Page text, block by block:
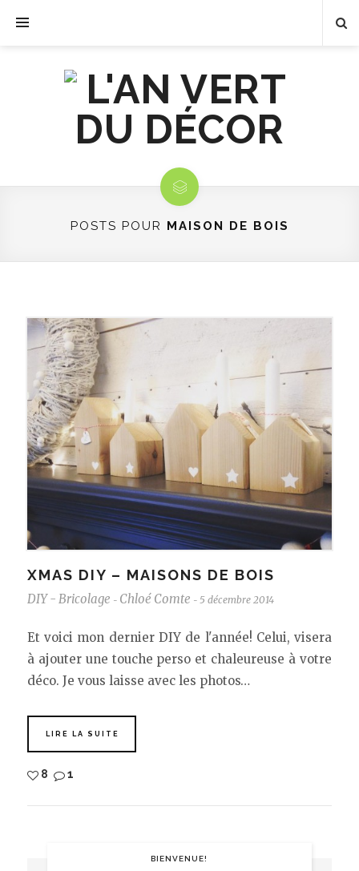
POSTS POUR MAISON DE BOIS
XMAS DIY – MAISONS DE BOIS
DIY - Bricolage - Chloé Comte - 5 décembre 2014
Et voici mon dernier DIY de l'année! Celui, visera
à ajouter une touche perso et chaleureuse à votre
déco. Je vous laisse avec les photos…
LIRE LA SUITE
8 1
BIENVENUE!